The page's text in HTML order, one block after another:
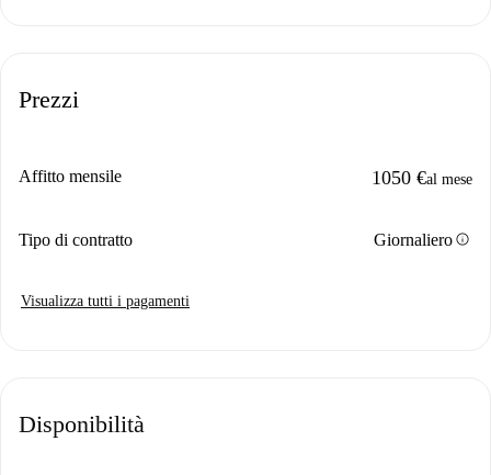
Prezzi
Affitto mensile 1050 €al mese
Tipo di contratto Giornalieroinfo
Visualizza tutti i pagamenti
Disponibilità